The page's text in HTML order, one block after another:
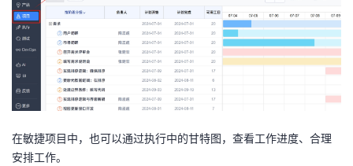
在敏捷项目中，也可以通过执行中的甘特图，查看工作进度、合理
安排工作。